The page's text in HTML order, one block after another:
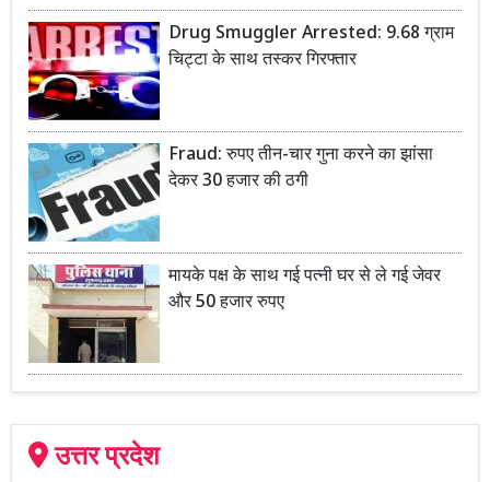
Drug Smuggler Arrested: 9.68 ग्राम
चिट्टा के साथ तस्कर गिरफ्तार
Fraud: रुपए तीन-चार गुना करने का झांसा
देकर 30 हजार की ठगी
मायके पक्ष के साथ गई पत्नी घर से ले गई जेवर
और 50 हजार रुपए
उत्तर प्रदेश